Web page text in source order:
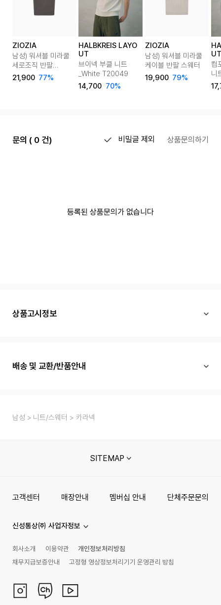
ZIOZIA
남성) 워셔블 미라쿨
세로조직 반팔
카라티
21,900 77%
HALBKREIS LAYO
UT
브이넥 부클 니트
_White T20049
14,700 70%
ZIOZIA
남성) 워셔블 미라쿨
케이블 반팔 스웨터
19,900 79%
컴
니
문의 ( 0 건) 비밀글 제외 상품문의하기
등록된 상품문의가 없습니다
상품고시정보
배송 및 교환/반품안내
남성 니트/스웨터 카라넥
SITEMAP
고객센터 매장안내 멤버십 안내 단체주문문의
신성통상㈜ 사업자정보
회사소개 이용약관
개인정보처리방침
채무지급보증안내
고정형 영상정보처리기기 운영관리 방침